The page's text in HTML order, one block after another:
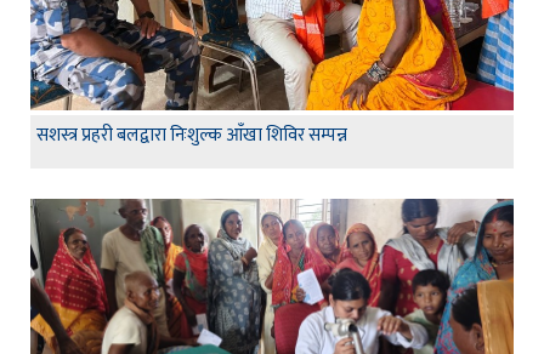
सशस्त्र प्रहरी बलद्वारा निःशुल्क आँखा शिविर सम्पन्न